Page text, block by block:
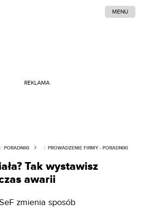
MENU
REKLAMA
/ PORADNIKI / PROWADZENIE FIRMY - PORADNIKI
Tak wystawisz
awarii
zmienia sposób